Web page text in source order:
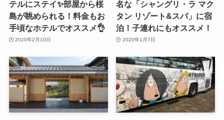
テルにステイ✨部屋から桜
島が眺められる！料金もお
手頃なホテルでオススメ👌
2020年2月10日
名な「シャングリ・ラ マク
タン リゾート&スパ」に宿
泊！子連れにもオススメ！
2020年1月7日